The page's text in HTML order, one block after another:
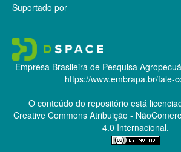
Suportado por
Empresa Brasileira de Pesquisa
https://www.embrapa.br/fale-
O conteúdo do repositório está
Creative CommonsAtribuição -
4.0 Internacional.